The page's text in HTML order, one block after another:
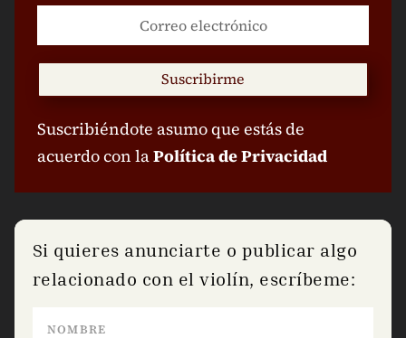
Suscribirme
Suscribiéndote asumo que estás de
acuerdo con laPolítica de Privacidad
Si quieres anunciarte o publicar algo
relacionado con el violín, escríbeme: